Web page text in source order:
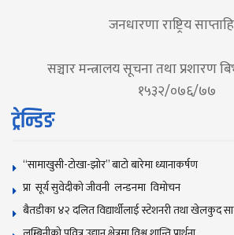
जनधारणा राष्ट्रिय
सञ्चार मन्त्रालय सूचना तथा प्रशारण
१५३२/०७६/७७
ट्रेन्डिङ
“सामाखुसी-टोखा-झोर” बाटो बारेमा ध्यानाकर्षण
प्रा सूर्य सुवेदीको जीवनी लन्डनमा विमोचन
बैतडीका ४२ दलित विद्यार्थीलाई स्टेशनरी तथा खेलकुद